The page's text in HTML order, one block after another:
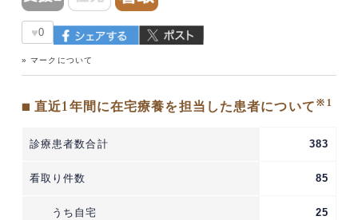
♥0
» マークについて
■ 直近1年間に在宅療養を担当した患者について※1
診療患者数合計 383
看取り件数 85
うち自宅 25